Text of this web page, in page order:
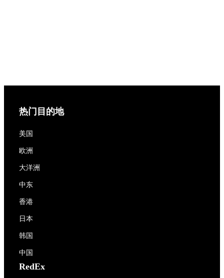
热门目的地
美国
欧洲
大洋洲
中东
香港
日本
韩国
中国
RedEx